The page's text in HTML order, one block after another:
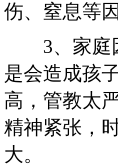
伤、窒息等
3、家庭因
是会造成孩
高，管教太
精神紧张，
大。